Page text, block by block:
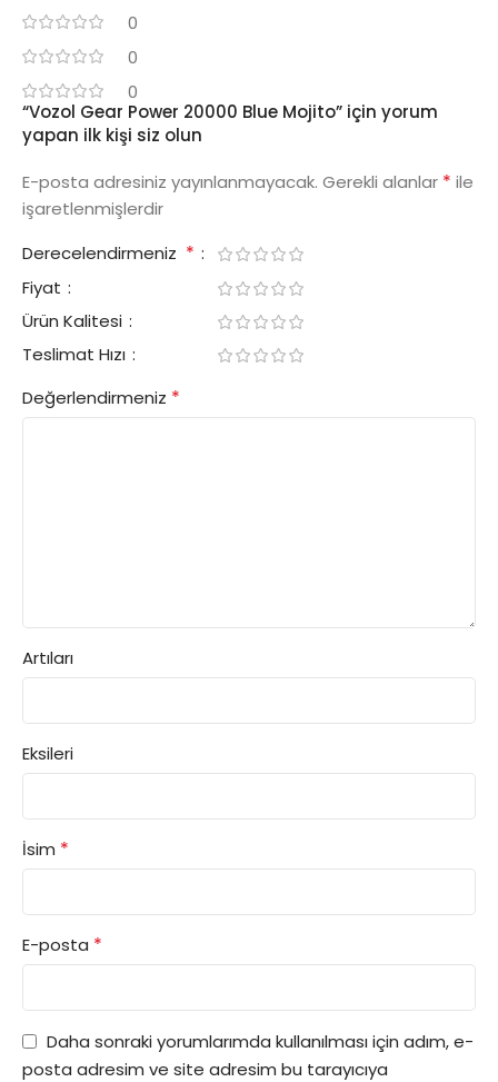
0
0
0
“Vozol Gear Power 20000 Blue Mojito” için yorum
yapan ilk kişi siz olun
E-posta adresiniz yayınlanmayacak. Gerekli alanlar * ile
işaretlenmişlerdir
Derecelendirmeniz *
Fiyat
Ürün Kalitesi
Teslimat Hızı
Değerlendirmeniz *
Artıları
Eksileri
İsim *
E-posta *
Daha sonraki yorumlarımda kullanılması için adım, e-
posta adresim ve site adresim bu tarayıcıya